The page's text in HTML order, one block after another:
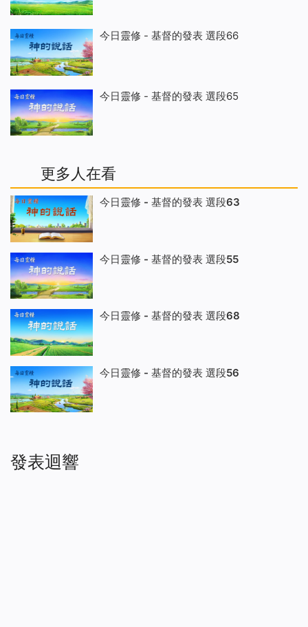
今日靈修 - 基督的發表 選段66
今日靈修 - 基督的發表 選段65
更多人在看
今日靈修 - 基督的發表 選段63
今日靈修 - 基督的發表 選段55
今日靈修 - 基督的發表 選段68
今日靈修 - 基督的發表 選段56
發表迴響